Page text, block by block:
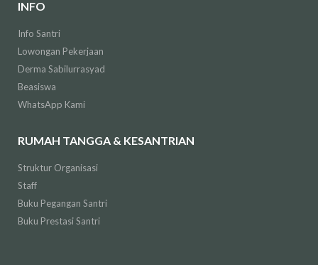
INFO
Info Santri
Lowongan Pekerjaan
Derma Sabilurrasyad
Beasiswa
WhatsApp Kami
RUMAH TANGGA & KESANTRIAN
Struktur Organisasi
Staff
Buku Pegangan Santri
Buku Prestasi Santri